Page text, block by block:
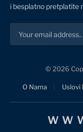
i besplatno pretplatite
© 2026
O Nama Uslovi